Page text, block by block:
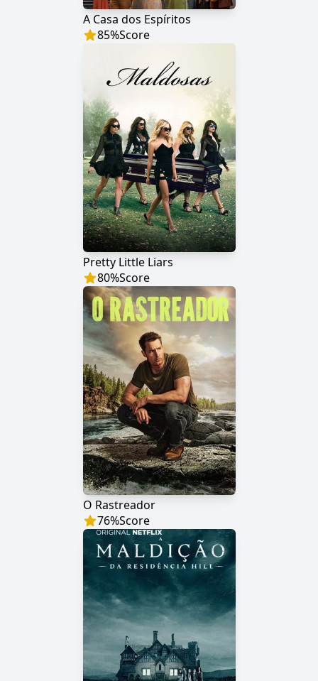
A Casa dos Espíritos
85%Score
Pretty Little Liars
80%Score
O Rastreador
76%Score